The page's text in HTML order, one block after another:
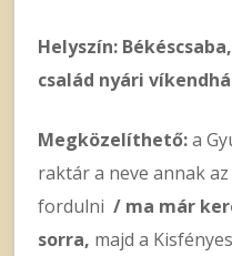
Helyszín:
család nyári
Megközelíthető:a
raktár a neve annak
fordulni/ ma már
sorra, majd a